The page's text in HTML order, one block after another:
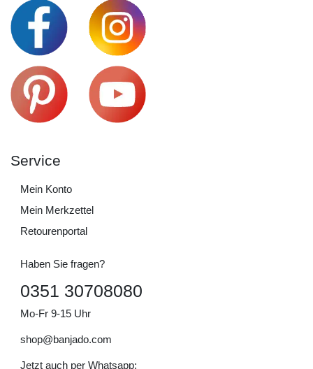
Service
Mein Konto
Mein Merkzettel
Retourenportal
Haben Sie fragen?
0351 30708080
Mo-Fr 9-15 Uhr
shop@banjado.com
Jetzt auch per Whatsapp: